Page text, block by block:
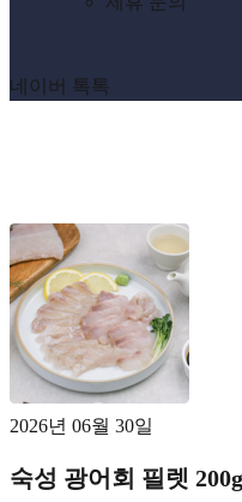
네이버 톡톡
2026년 06월 30일
숙성 광어회 필렛